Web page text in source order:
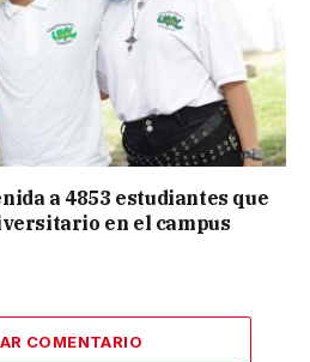
a 4853 estudiantes que
en el campus
COMENTARIO